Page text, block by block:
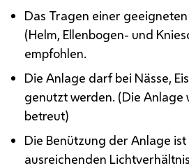
Das Tragen einer
(Helm, Ellenbogen- und
empfohlen.
Die Anlage darf bei Nässe,
genutzt werden. (Die Anlage
betreut)
Die Benützung der Anlage
ausreichenden